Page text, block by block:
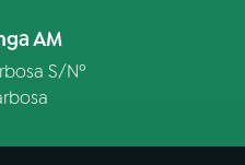
AM
S/Nº